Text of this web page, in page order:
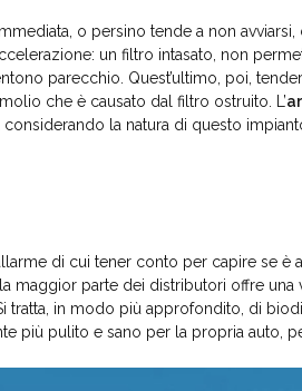
o persino tende a non
un filtro intasato, non
parecchio. Quest’ultimo, poi,
che è causato dal filtro ostruito. L’
la natura di questo
di cui tener conto per capire se è
maggior parte dei distributori offre una
tratta, in modo più approfondito, di
più pulito e sano per la propria auto,